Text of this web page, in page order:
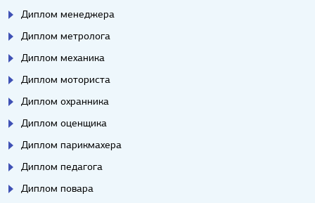
Диплом менеджера
Диплом метролога
Диплом механика
Диплом моториста
Диплом охранника
Диплом оценщика
Диплом парикмахера
Диплом педагога
Диплом повара